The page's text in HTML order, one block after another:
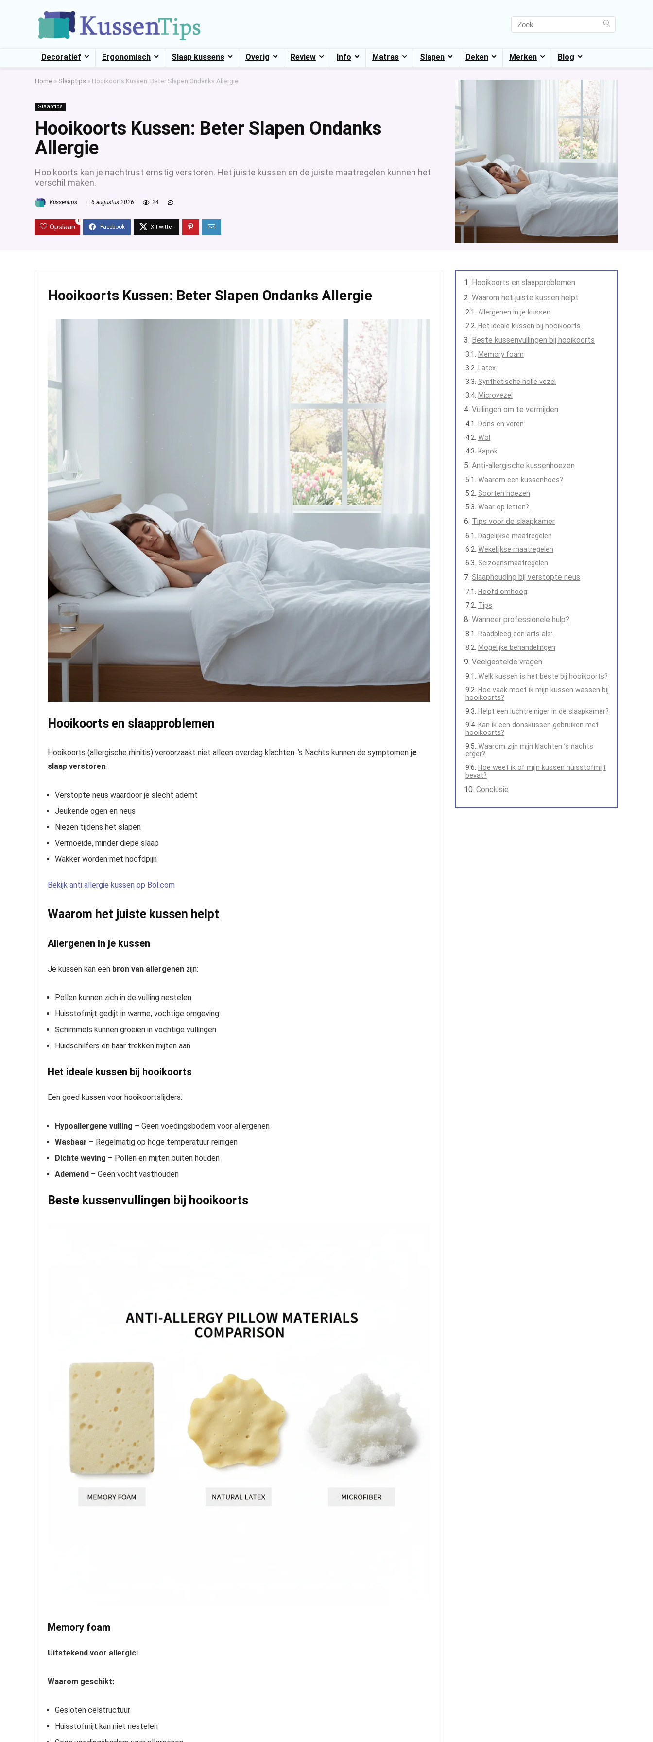
Decoratief Ergonomisch Slaap kussens Overig Review Info Matras Slapen Deken Merken Blog
Home » Slaaptips » Hooikoorts Kussen: Beter Slapen Ondanks Allergie
Slaaptips
Hooikoorts Kussen: Beter Slapen Ondanks
Allergie
Hooikoorts kan je nachtrust ernstig verstoren. Het juiste kussen en de juiste maatregelen kunnen het
verschil maken.
Kussentips 6 augustus 2026 24
Opslaan
0
Hooikoorts Kussen: Beter Slapen Ondanks Allergie
Hooikoorts en slaapproblemen
Hooikoorts (allergische rhinitis) veroorzaakt niet alleen overdag klachten. ’s Nachts kunnen de symptomen je
slaap verstoren:
Verstopte neus waardoor je slecht ademt
Jeukende ogen en neus
Niezen tijdens het slapen
Vermoeide, minder diepe slaap
Wakker worden met hoofdpijn
Bekijk anti allergie kussen op Bol.com
Waarom het juiste kussen helpt
Allergenen in je kussen
Je kussen kan een bron van allergenen zijn:
Pollen kunnen zich in de vulling nestelen
Huisstofmijt gedijt in warme, vochtige omgeving
Schimmels kunnen groeien in vochtige vullingen
Huidschilfers en haar trekken mijten aan
Het ideale kussen bij hooikoorts
Een goed kussen voor hooikoortslijders:
Hypoallergene vulling – Geen voedingsbodem voor allergenen
Wasbaar – Regelmatig op hoge temperatuur reinigen
Dichte weving – Pollen en mijten buiten houden
Ademend – Geen vocht vasthouden
Beste kussenvullingen bij hooikoorts
Memory foam
Uitstekend voor allergici.
Waarom geschikt:
Gesloten celstructuur
Huisstofmijt kan niet nestelen
Hooikoorts en slaapproblemen
Waarom het juiste kussen helpt
Allergenen in je kussen
Het ideale kussen bij hooikoorts
Beste kussenvullingen bij hooikoorts
Memory foam
Latex
Synthetische holle vezel
Microvezel
Vullingen om te vermijden
Dons en veren
Wol
Kapok
Anti-allergische kussenhoezen
Waarom een kussenhoes?
Soorten hoezen
Waar op letten?
Tips voor de slaapkamer
Dagelijkse maatregelen
Wekelijkse maatregelen
Seizoensmaatregelen
Slaaphouding bij verstopte neus
Hoofd omhoog
Tips
Wanneer professionele hulp?
Raadpleeg een arts als:
Mogelijke behandelingen
Veelgestelde vragen
Welk kussen is het beste bij hooikoorts?
Hoe vaak moet ik mijn kussen wassen bij
hooikoorts?
Helpt een luchtreiniger in de slaapkamer?
Kan ik een donskussen gebruiken met
hooikoorts?
Waarom zijn mijn klachten ’s nachts
erger?
Hoe weet ik of mijn kussen huisstofmijt
bevat?
Conclusie